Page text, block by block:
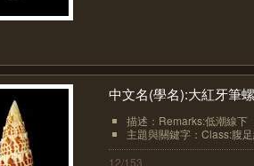
中文名(學名):大紅牙筆
描述：Remarks:低潮線下
主題與關鍵字：Class:腹
12/153